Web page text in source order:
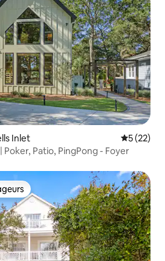
Inlet
5 (22)
Poker, Patio, PingPong - Foyer
les plus appréciés